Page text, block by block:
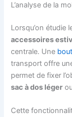
L’analyse de la
Lorsqu’on étudie
accessoires
centrale. Une
transport offre
permet de fixer
sac à dos léger
Cette